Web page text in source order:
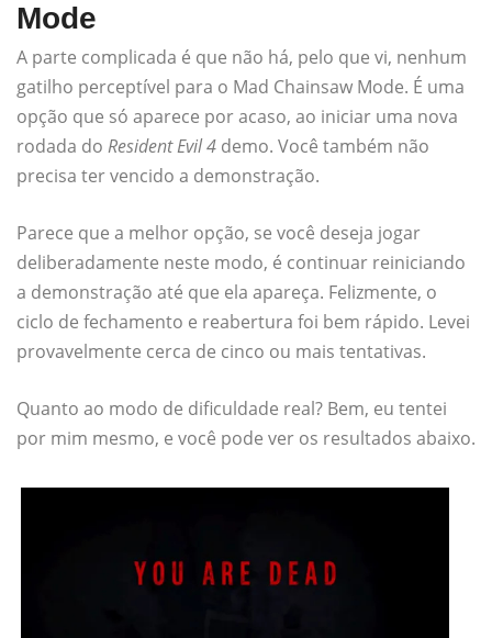
Mode
A parte complicada é que não há, pelo que vi, nenhum
gatilho perceptível para o Mad Chainsaw Mode. É uma
opção que só aparece por acaso, ao iniciar uma nova
rodada do Resident Evil 4 demo. Você também não
precisa ter vencido a demonstração.
Parece que a melhor opção, se você deseja jogar
deliberadamente neste modo, é continuar reiniciando
a demonstração até que ela apareça. Felizmente, o
ciclo de fechamento e reabertura foi bem rápido. Levei
provavelmente cerca de cinco ou mais tentativas.
Quanto ao modo de dificuldade real? Bem, eu tentei
por mim mesmo, e você pode ver os resultados abaixo.